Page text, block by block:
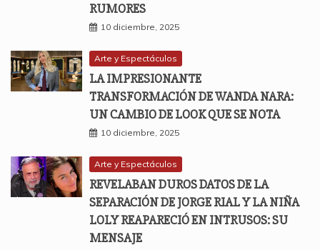
RUMORES
10 diciembre, 2025
Arte y Espectáculos
LA IMPRESIONANTE
TRANSFORMACIÓN DE WANDA NARA:
UN CAMBIO DE LOOK QUE SE NOTA
10 diciembre, 2025
Arte y Espectáculos
REVELABAN DUROS DATOS DE LA
SEPARACIÓN DE JORGE RIAL Y LA NIÑA
LOLY REAPARECIÓ EN INTRUSOS: SU
MENSAJE